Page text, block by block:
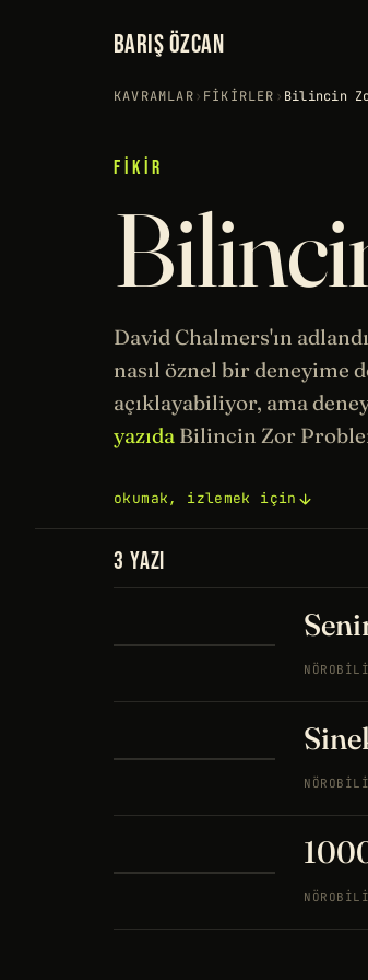
BARIŞ ÖZCAN
KAVRAMLAR› FIKIRLER › Bilincin
FIKIR
David Chalmers'ın
nasıl öznel bir deneyime
açıklayabiliyor, ama
yazıda Bilincin Zor
okumak, izlemek için
3 YAZI